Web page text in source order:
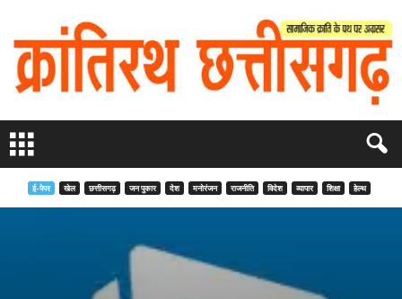
ई-पेपर खेल छत्तीसगढ़ जन पुकार देश मनोरंजन राजनीति विदेश व्यापार शिक्षा हेल्थ